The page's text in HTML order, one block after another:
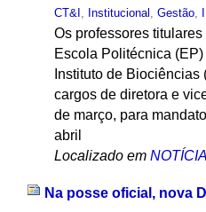
CT&I
Institucional Gestão,
Os professores
Escola Politécnica
Instituto de
cargos de diretora e
de março, para
abril
Localizado em
Na posse oficial, nova